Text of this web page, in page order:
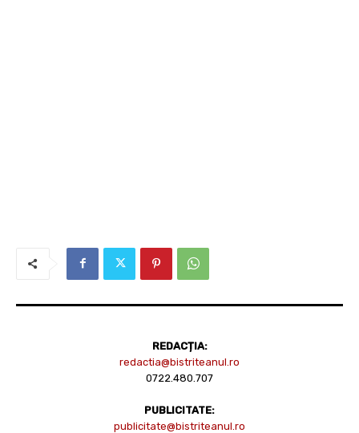
REDACȚIA:
redactia@bistriteanul.ro
0722.480.707
PUBLICITATE:
publicitate@bistriteanul.ro